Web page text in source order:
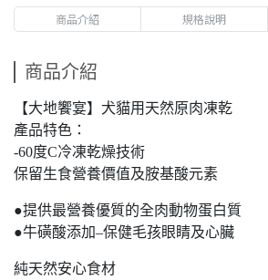
商品介紹 規格說明
商品介紹
【大地饗宴】犬貓用天然原肉凍乾
產品特色：
-60度C冷凍乾燥技術
保留生食營養價值及胺基酸元素
●提供最營養優質的全肉動物蛋白質
●牛磺酸添加–保健毛孩眼睛及心臟
純天然安心食材